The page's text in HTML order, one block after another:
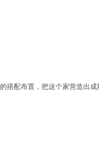
搭配布置，把这个家营造出